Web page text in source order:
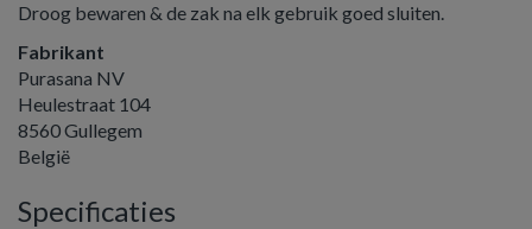
Droog bewaren & de zak na elk gebruik goed sluiten.
Fabrikant
Purasana NV
Heulestraat 104
8560 Gullegem
België
Specificaties